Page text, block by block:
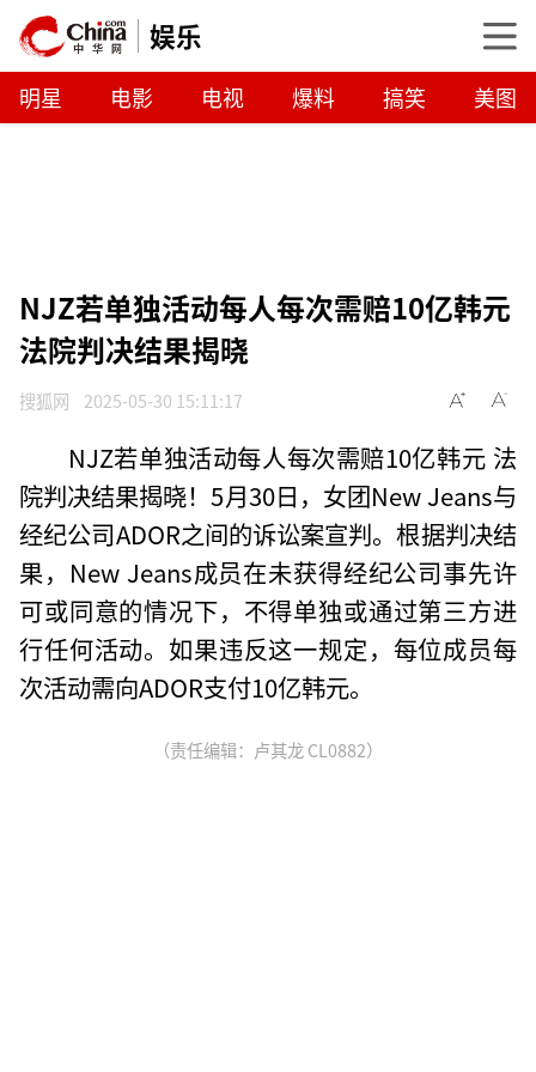
娱乐
明星 电影 电视 爆料 搞笑 美图
NJZ若单独活动每人每次需赔10亿韩元
法院判决结果揭晓
搜狐网 2025-05-30 15:11:17
NJZ若单独活动每人每次需赔10亿韩元 法
院判决结果揭晓！5月30日，女团New Jeans与
经纪公司ADOR之间的诉讼案宣判。根据判决结
果，New Jeans成员在未获得经纪公司事先许
可或同意的情况下，不得单独或通过第三方进
行任何活动。如果违反这一规定，每位成员每
次活动需向ADOR支付10亿韩元。
（责任编辑：卢其龙 CL0882）